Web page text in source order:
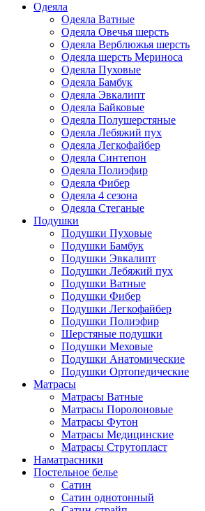
Одеяла
Одеяла Ватные
Одеяла Овечья шерсть
Одеяла Верблюжья шерсть
Одеяла шерсть Мериноса
Одеяла Пуховые
Одеяла Бамбук
Одеяла Эвкалипт
Одеяла Байковые
Одеяла Полушерстяные
Одеяла Лебяжий пух
Одеяла Легкофайбер
Одеяла Синтепон
Одеяла Полиэфир
Одеяла Фибер
Одеяла 4 сезона
Одеяла Стеганые
Подушки
Подушки Пуховые
Подушки Бамбук
Подушки Эвкалипт
Подушки Лебяжий пух
Подушки Ватные
Подушки Фибер
Подушки Легкофайбер
Подушки Полиэфир
Шерстяные подушки
Подушки Меховые
Подушки Анатомические
Подушки Ортопедические
Матрасы
Матрасы Ватные
Матрасы Поролоновые
Матрасы Футон
Матрасы Медицинские
Матрасы Струтопласт
Наматрасники
Постельное белье
Сатин
Сатин однотонный